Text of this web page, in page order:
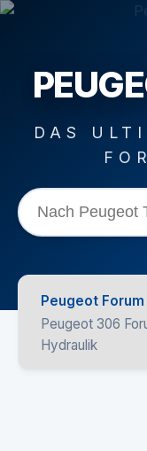
DAS
Peugeot Forum
Peugeot 306
Hydraulik